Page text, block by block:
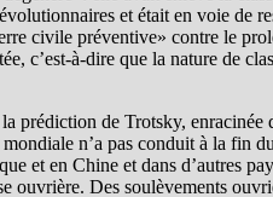
et était en voie de
civile préventive» contre le
c’est-à-dire que la nature de
prédiction de Trotsky, enracinée
n’a pas conduit à la fin
et en Chine et dans d’autres
ouvrière. Des soulèvements